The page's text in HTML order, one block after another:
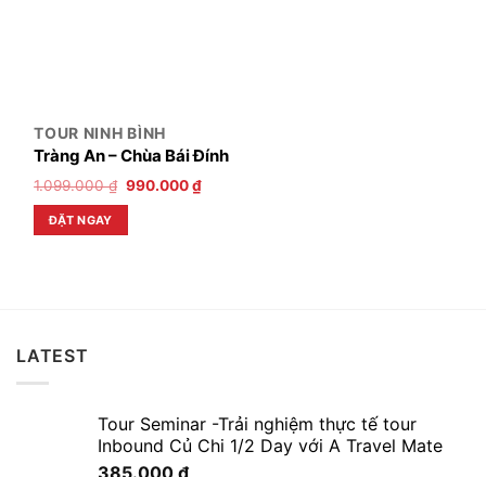
TOUR NINH BÌNH
Tràng An – Chùa Bái Đính
1.099.000₫ 990.000₫
ĐẶT NGAY
LATEST
Tour Seminar -Trải nghiệm thực tế tour
Inbound Củ Chi 1/2 Day với A Travel Mate
385.000 ₫